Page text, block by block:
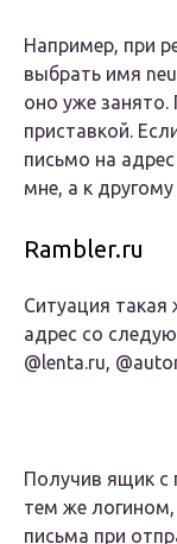
Например, при
выбрать имя
оно уже
приставкой.
письмо на
мне, а к другому
Rambler.ru
Ситуация такая
адрес со
@lenta.ru,
Получив ящик с
тем же
письма при